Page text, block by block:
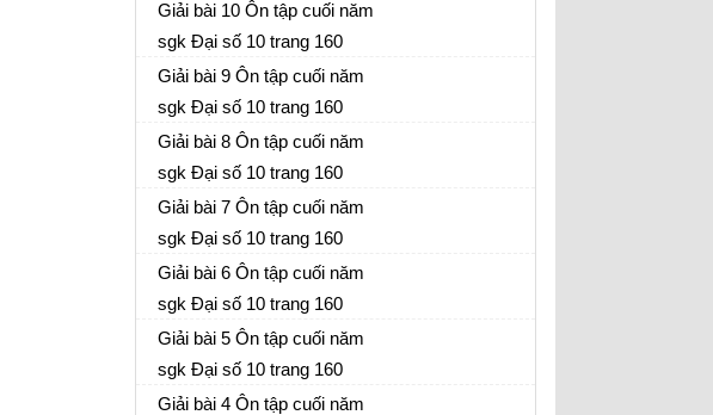
Giải bài 10 Ôn tập cuối năm
sgk Đại số 10 trang 160
Giải bài 9 Ôn tập cuối năm
sgk Đại số 10 trang 160
Giải bài 8 Ôn tập cuối năm
sgk Đại số 10 trang 160
Giải bài 7 Ôn tập cuối năm
sgk Đại số 10 trang 160
Giải bài 6 Ôn tập cuối năm
sgk Đại số 10 trang 160
Giải bài 5 Ôn tập cuối năm
sgk Đại số 10 trang 160
Giải bài 4 Ôn tập cuối năm